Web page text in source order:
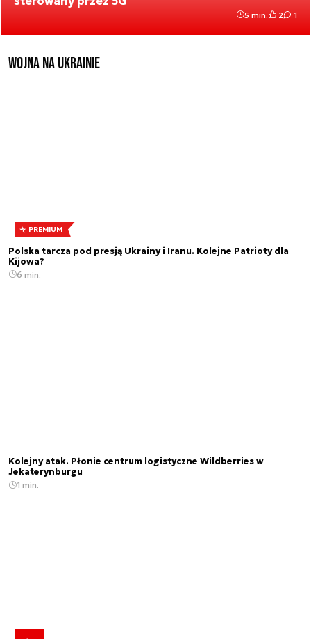
5 min. 2 1
Wojna na Ukrainie
PREMIUM
Polska tarcza pod presją Ukrainy i Iranu. Kolejne Patrioty dla
Kijowa?
6 min.
Kolejny atak. Płonie centrum logistyczne Wildberries w
Jekaterynburgu
1 min.